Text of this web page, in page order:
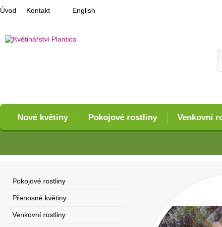
Nové květiny Pokojové rostliny Venkovní
Úvod Kontakt English
Pokojové rostliny
Přenosné květiny
Venkovní rostliny